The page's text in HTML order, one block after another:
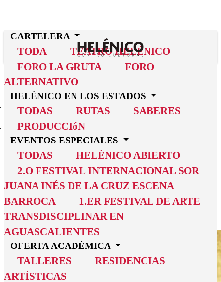
CARTELERA
TODA
TEATRO HELÉNICO
FORO LA GRUTA
FORO
ALTERNATIVO
HELÉNICO EN LOS ESTADOS
TODAS RUTAS
SABERES
PRODUCCIóN
EVENTOS ESPECIALES
TODAS
HELÈNICO ABIERTO
2.O FESTIVAL INTERNACIONAL SOR
JUANA INÉS DE LA CRUZ ESCENA
BARROCA
1.ER FESTIVAL DE ARTE
TRANSDISCIPLINAR EN
AGUASCALIENTES
OFERTA ACADÉMICA
TALLERES
RESIDENCIAS
ARTÍSTICAS
INICIO
CARTELERA
EL DON DEL QUIJOTE
El don del
Quijote
La fantasía de los títeres, una aventura entre
libros